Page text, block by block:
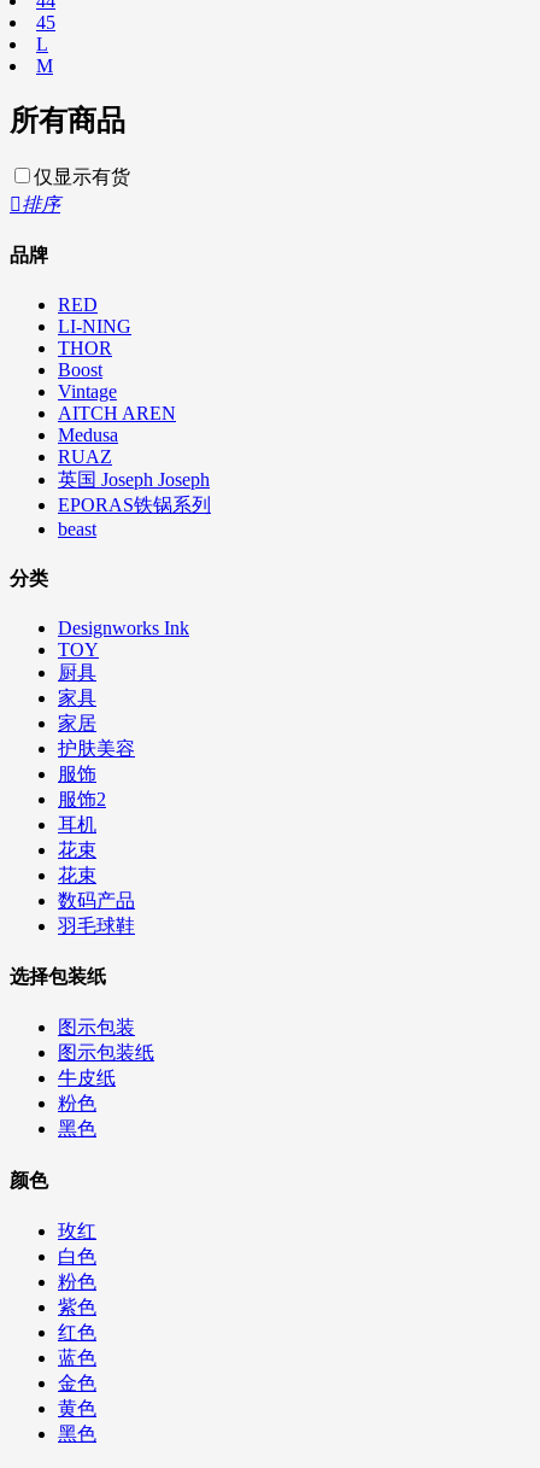
45
L
M
所有商品
仅显示有货
排序
品牌
RED
LI-NING
THOR
Boost
Vintage
AITCH AREN
Medusa
RUAZ
英国 Joseph Joseph
EPORAS铁锅系列
beast
分类
Designworks Ink
TOY
厨具
家具
家居
护肤美容
服饰
服饰2
耳机
花束
花束
数码产品
羽毛球鞋
选择包装纸
图示包装
图示包装纸
牛皮纸
粉色
黑色
颜色
玫红
白色
粉色
紫色
红色
蓝色
金色
黄色
黑色